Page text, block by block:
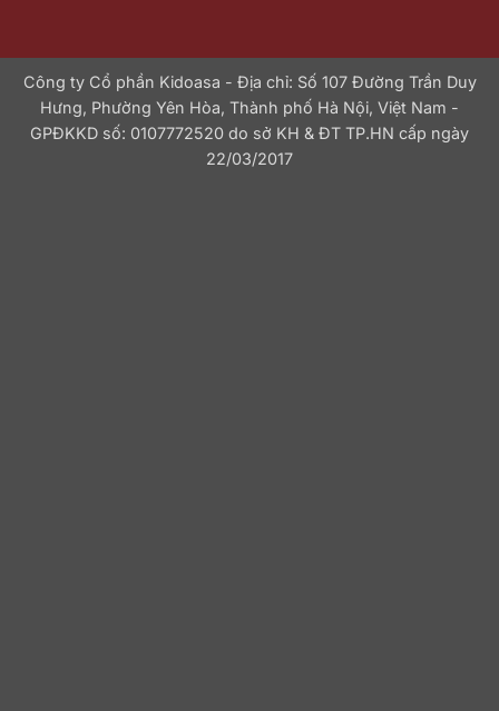
Công ty Cổ phần Kidoasa - Địa chỉ: Số 107 Đường Trần Duy
Hưng, Phường Yên Hòa, Thành phố Hà Nội, Việt Nam -
GPĐKKD số: 0107772520 do sở KH & ĐT TP.HN cấp ngày
22/03/2017